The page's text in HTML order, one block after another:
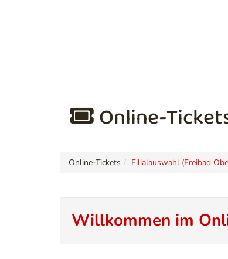
Online-
Online-Tickets Filialauswahl (Freibad
Willkommen im